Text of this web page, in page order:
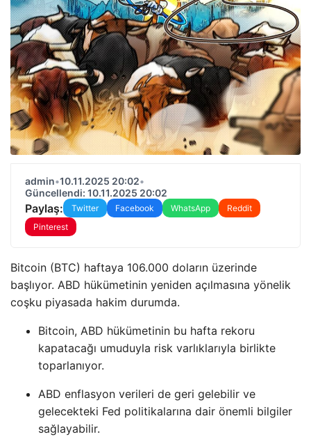
admin•10.11.2025 20:02•
Güncellendi: 10.11.2025 20:02
Paylaş: Twitter Facebook WhatsApp
Reddit
Pinterest
Bitcoin (BTC) haftaya 106.000 doların üzerinde
başlıyor. ABD hükümetinin yeniden açılmasına yönelik
coşku piyasada hakim durumda.
Bitcoin, ABD hükümetinin bu hafta rekoru
kapatacağı umuduyla risk varlıklarıyla birlikte
toparlanıyor.
ABD enflasyon verileri de geri gelebilir ve
gelecekteki Fed politikalarına dair önemli bilgiler
sağlayabilir.